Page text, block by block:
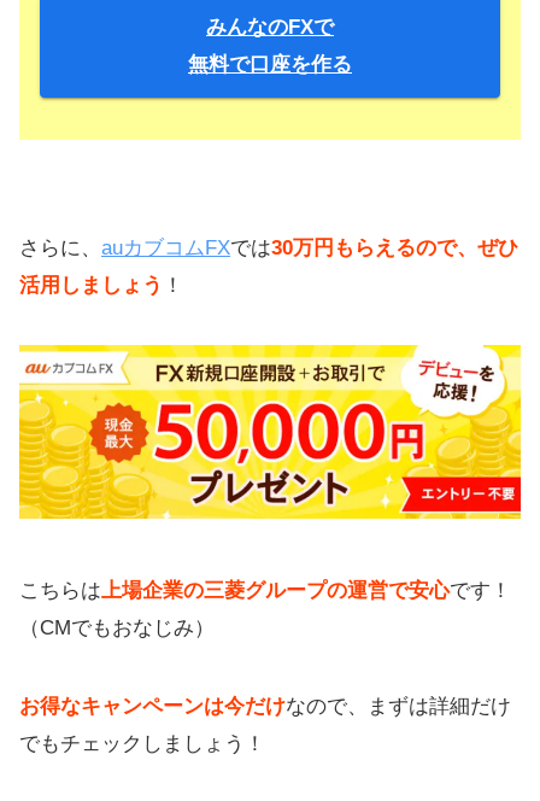
みんなのFXで
無料で口座を作る
さらに、 auカブコムFXでは30万円もらえるので、ぜひ
活用しましょう ！
こちらは 上場企業の三菱グループの運営で安心です！
（CMでもおなじみ）
お得なキャンペーンは今だけなので、まずは詳細だけ
でもチェックしましょう！